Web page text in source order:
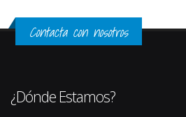
Contacta con nosotros
¿Dónde Estamos?